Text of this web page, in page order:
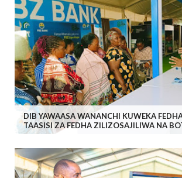
DIB YAWAASA WANANCHI KUWEKA
TAASISI ZA FEDHA ZILIZOSAJILIWA NA